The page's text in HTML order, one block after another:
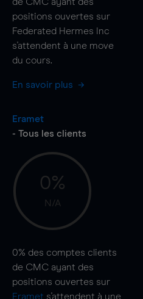
positions ouvertes sur
Federated Hermes Inc
s'attendent à une move
du cours.
En savoir plus
Eramet
- Tous les clients
0%
N/A
0% des comptes clients
de CMC ayant des
positions ouvertes sur
Eramet s'attendent à une